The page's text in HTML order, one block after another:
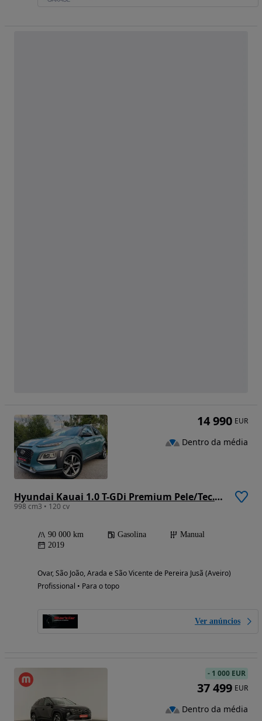
Hyundai Kauai 1.0 T-GDi Premium Pele/Tec.Vermelho
998 cm3 • 120 cv
90 000 km Gasolina
Manual
2019
Ovar, São João, Arada e São Vicente de Pereira Jusã (Aveiro)
Profissional • Para o topo
Ver anúncios
14 990 EUR
Dentro da média
- 1 000 EUR
37 499 EUR
Dentro da média